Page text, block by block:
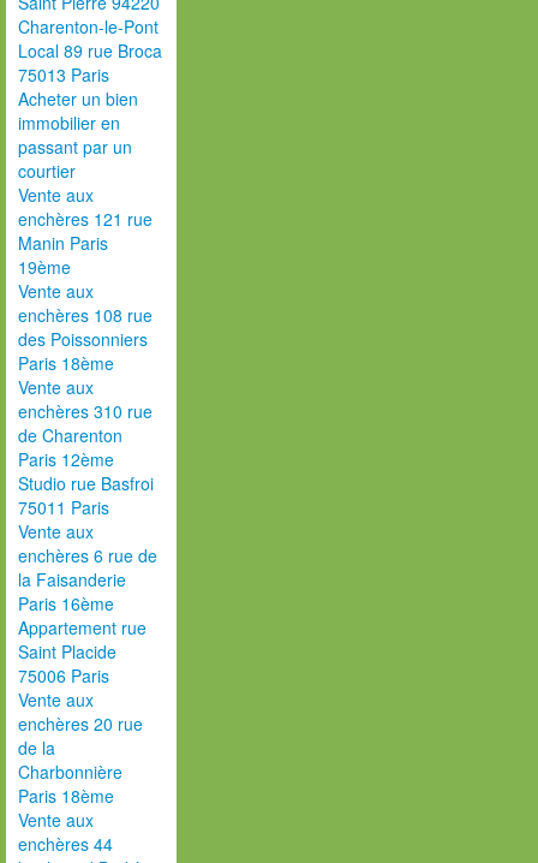
Charenton-le-Pont
Local 89 rue Broca
75013 Paris
Acheter un bien
immobilier en
passant par un
courtier
Vente aux
enchères 121 rue
Manin Paris
19ème
Vente aux
enchères 108 rue
des Poissonniers
Paris 18ème
Vente aux
enchères 310 rue
de Charenton
Paris 12ème
Studio rue Basfroi
75011 Paris
Vente aux
enchères 6 rue de
la Faisanderie
Paris 16ème
Appartement rue
Saint Placide
75006 Paris
Vente aux
enchères 20 rue
de la
Charbonnière
Paris 18ème
Vente aux
enchères 44